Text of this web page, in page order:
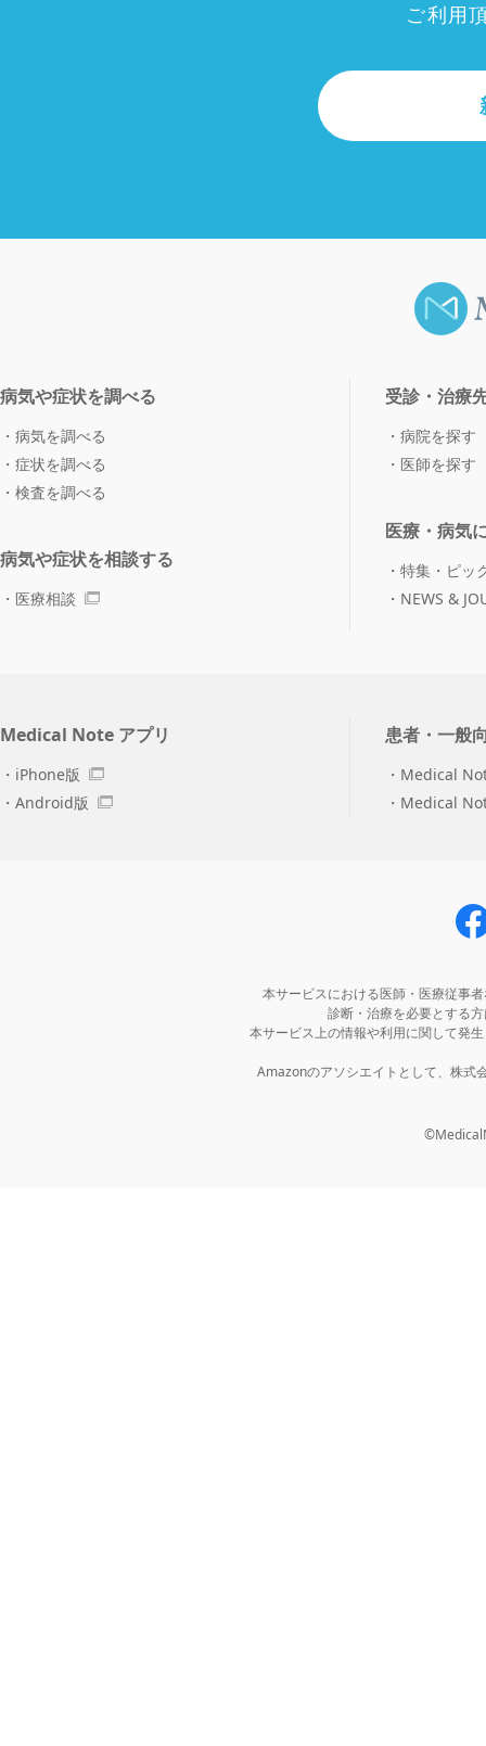
ご利用
病気や症状を調べる
病気を調べる
症状を調べる
検査を調べる
病気や症状を相談する
医療相談
受診・治療
病院を探す
医師を探す
医療・病気
特集・ピッ
NEWS &
Medical Note アプリ
iPhone版
Android版
患者・一般
Medical
Medical
本サービスにおける医師・医療従事
診断・治療を必要とする
本サービス上の情報や利用に関して発
Amazonのアソシエイトとして、株式